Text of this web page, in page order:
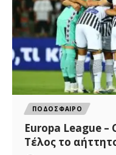
ΠΟΔΟΣΦΑΙΡΟ
Europa League –
Τέλος το